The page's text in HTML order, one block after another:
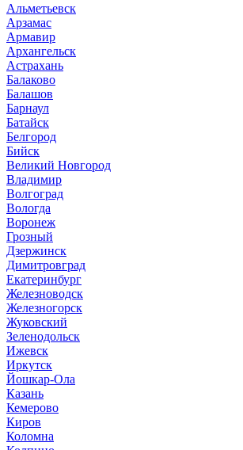
Альметьевск
Арзамас
Армавир
Архангельск
Астрахань
Балаково
Балашов
Барнаул
Батайск
Белгород
Бийск
Великий Новгород
Владимир
Волгоград
Вологда
Воронеж
Грозный
Дзержинск
Димитровград
Екатеринбург
Железноводск
Железногорск
Жуковский
Зеленодольск
Ижевск
Иркутск
Йошкар-Ола
Казань
Кемерово
Киров
Коломна